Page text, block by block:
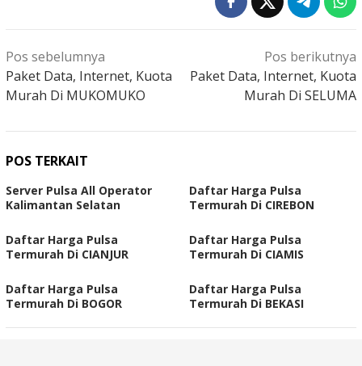
Navigasi
pos
Pos sebelumnya
Paket Data, Internet, Kuota
Murah Di MUKOMUKO
Pos berikutnya
Paket Data, Internet, Kuota
Murah Di SELUMA
POS TERKAIT
Server Pulsa All Operator
Kalimantan Selatan
Daftar Harga Pulsa
Termurah Di CIREBON
Daftar Harga Pulsa
Termurah Di CIANJUR
Daftar Harga Pulsa
Termurah Di CIAMIS
Daftar Harga Pulsa
Termurah Di BOGOR
Daftar Harga Pulsa
Termurah Di BEKASI